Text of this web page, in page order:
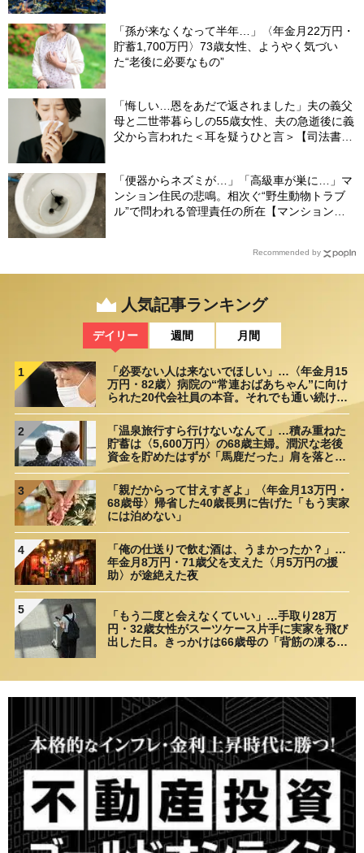
「孫が来なくなって半年…」〈年金月22万円・
貯蓄1,700万円〉73歳女性、ようやく気づい
た“老後に必要なもの”
「悔しい…恩をあだで返されました」夫の義父
母と二世帯暮らしの55歳女性、夫の急逝後に義
父から言われた＜耳を疑うひと言＞【司法書士
「便器からネズミが…」「高級車が巣に…」マ
ンション住民の悲鳴。相次ぐ“野生動物トラブ
ル”で問われる管理責任の所在【マンション管
Recommended by
人気記事ランキング
デイリー 週間 月間
1
「必要ない人は来ないでほしい」…〈年金月15
万円・82歳〉病院の“常連おばあちゃん”に向け
られた20代会社員の本音。それでも通い続ける
2
「温泉旅行すら行けないなんて」…積み重ねた
貯蓄は〈5,600万円〉の68歳主婦。潤沢な老後
資金を貯めたはずが「馬鹿だった」肩を落とす
3
「親だからって甘えすぎよ」〈年金月13万円・
68歳母〉帰省した40歳長男に告げた「もう実家
には泊めない」
4
「俺の仕送りで飲む酒は、うまかったか？」…
年金月8万円・71歳父を支えた〈月5万円の援
助〉が途絶えた夜
5
「もう二度と会えなくていい」…手取り28万
円・32歳女性がスーツケース片手に実家を飛び
出した日。きっかけは66歳母の「背筋の凍る一